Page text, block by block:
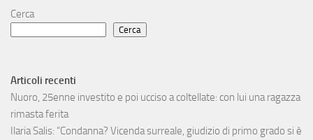
Cerca
Cerca
Articoli recenti
Nuoro, 25enne investito e poi ucciso a coltellate: con lui una ragazza
rimasta ferita
Ilaria Salis: “Condanna? Vicenda surreale, giudizio di primo grado si è